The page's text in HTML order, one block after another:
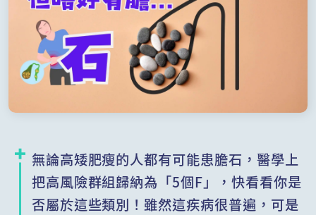
無論高矮肥瘦的人都有可能患膽石，醫學上
把高風險群組歸納為「5個F」，快看看你是
否屬於這些類別！雖然這疾病很普遍，可是